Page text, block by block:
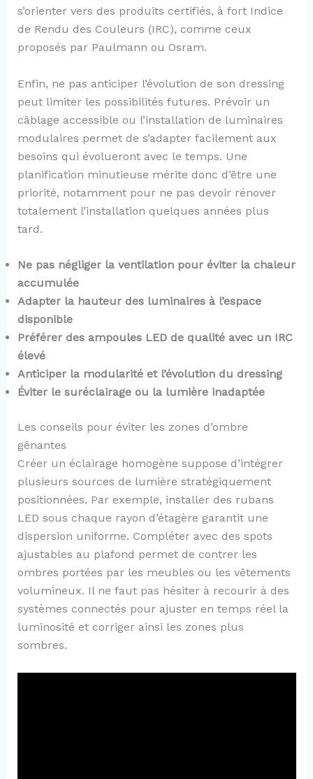
s’orienter vers des produits certifiés, à fort Indice
de Rendu des Couleurs (IRC), comme ceux
proposés par Paulmann ou Osram.
Enfin, ne pas anticiper l’évolution de son dressing
peut limiter les possibilités futures. Prévoir un
câblage accessible ou l’installation de luminaires
modulaires permet de s’adapter facilement aux
besoins qui évolueront avec le temps. Une
planification minutieuse mérite donc d’être une
priorité, notamment pour ne pas devoir rénover
totalement l’installation quelques années plus
tard.
Ne pas négliger la ventilation pour éviter la chaleur
accumulée
Adapter la hauteur des luminaires à l’espace
disponible
Préférer des ampoules LED de qualité avec un IRC
élevé
Anticiper la modularité et l’évolution du dressing
Éviter le suréclairage ou la lumière inadaptée
Les conseils pour éviter les zones d’ombre
gênantes
Créer un éclairage homogène suppose d’intégrer
plusieurs sources de lumière stratégiquement
positionnées. Par exemple, installer des rubans
LED sous chaque rayon d’étagère garantit une
dispersion uniforme. Compléter avec des spots
ajustables au plafond permet de contrer les
ombres portées par les meubles ou les vêtements
volumineux. Il ne faut pas hésiter à recourir à des
systèmes connectés pour ajuster en temps réel la
luminosité et corriger ainsi les zones plus
sombres.